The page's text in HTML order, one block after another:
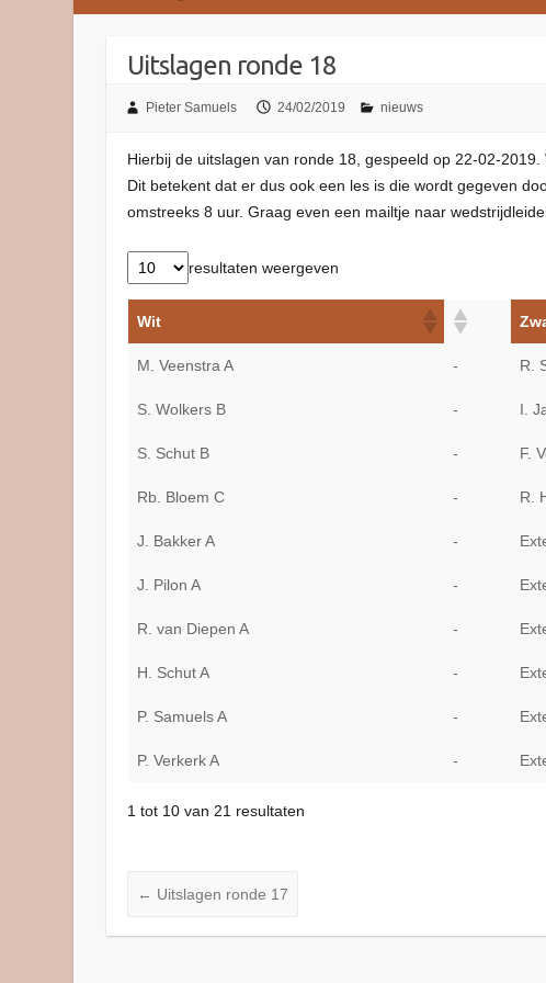
Uitslagen ronde 18
Pieter Samuels 24/02/2019 nieuws
Hierbij de uitslagen van ronde 18, gespeeld op 22-02-
Dit betekent dat er dus ook een les is die wordt gegeven
omstreeks 8 uur. Graag even een mailtje naar
resultaten weergeven
Wit
M. Veenstra A - R.
S. Wolkers B - I.
S. Schut B - F.
Rb. Bloem C - R.
J. Bakker A -
J. Pilon A -
R. van Diepen A -
H. Schut A -
P. Samuels A -
P. Verkerk A -
1 tot 10 van 21 resultaten
← Uitslagen ronde 17